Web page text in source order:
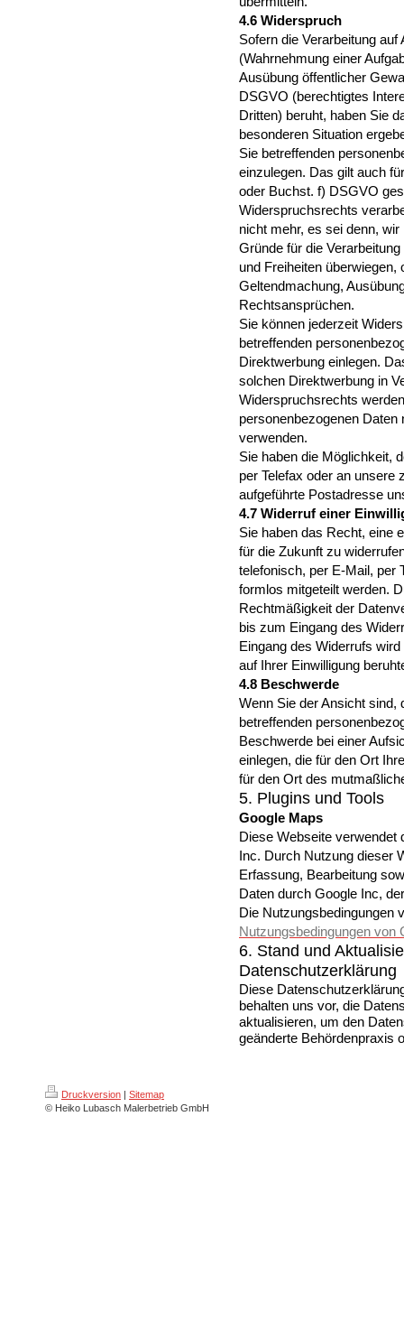
4.6 Widerspruch
Sofern die Verarbeitung
(Wahrnehmung einer
Ausübung öffentlicher
DSGVO (berechtigtes
Dritten) beruht, haben Sie
besonderen Situation
Sie betreffenden
einzulegen. Das gilt auch
oder Buchst. f) DSGVO
Widerspruchsrechts
nicht mehr, es sei denn,
Gründe für die
und Freiheiten überwiegen,
Geltendmachung,
Rechtsansprüchen.
Sie können jederzeit
betreffenden
Direktwerbung einlegen.
solchen Direktwerbung in
Widerspruchsrechts
personenbezogenen
verwenden.
Sie haben die Möglichkeit,
per Telefax oder an unsere
aufgeführte Postadresse
4.7 Widerruf einer
Sie haben das Recht, eine
für die Zukunft zu
telefonisch, per E-Mail, per
formlos mitgeteilt werden.
Rechtmäßigkeit der
bis zum Eingang des
Eingang des Widerrufs
auf Ihrer Einwilligung
4.8 Beschwerde
Wenn Sie der Ansicht sind,
betreffenden
Beschwerde bei einer
einlegen, die für den Ort
für den Ort des
5. Plugins und Tools
Google Maps
Diese Webseite verwendet
Inc. Durch Nutzung dieser
Erfassung, Bearbeitung
Daten durch Google Inc,
Die Nutzungsbedingungen
Nutzungsbedingungen von
6. Stand und
Datenschutzerklärung
Diese
behalten uns vor, die
aktualisieren, um den
geänderte Behördenpraxis
Druckversion | Sitemap
© Heiko Lubasch Malerbetrieb GmbH